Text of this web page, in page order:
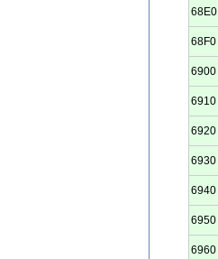
68E0
68F0
6900
6910
6920
6930
6940
6950
6960